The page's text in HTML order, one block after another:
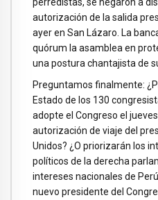
autorización de la salida
ayer en San Lázaro. La
quórum la asamblea en
una postura chantajista de
Preguntamos finalmente:
Estado de los 130
adopte el Congreso el
autorización de viaje del
Unidos? ¿O priorizarán los
políticos de la derecha
intereses nacionales de
nuevo presidente del